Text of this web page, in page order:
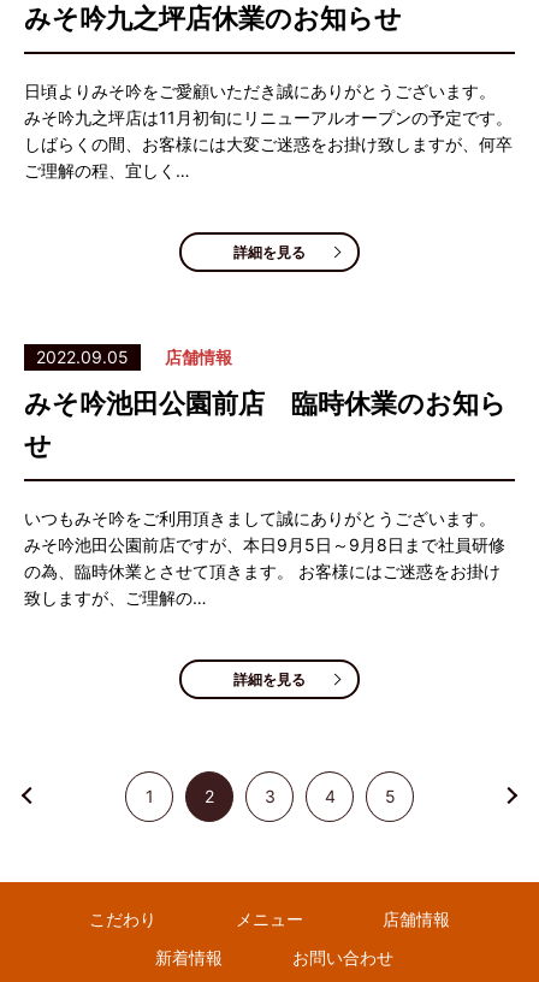
みそ吟九之坪店休業のお知らせ
日頃よりみそ吟をご愛顧いただき誠にありがとうございます。
みそ吟九之坪店は11月初旬にリニューアルオープンの予定です。
しばらくの間、お客様には大変ご迷惑をお掛け致しますが、何卒
ご理解の程、宜しく…
詳細を見る
2022.09.05 店舗情報
みそ吟池田公園前店 臨時休業のお知ら
せ
いつもみそ吟をご利用頂きまして誠にありがとうございます。
みそ吟池田公園前店ですが、本日9月5日～9月8日まで社員研修
の為、臨時休業とさせて頂きます。 お客様にはご迷惑をお掛け
致しますが、ご理解の…
詳細を見る
1 2 3 4 5
こだわり メニュー
店舗情報
新着情報
お問い合わせ